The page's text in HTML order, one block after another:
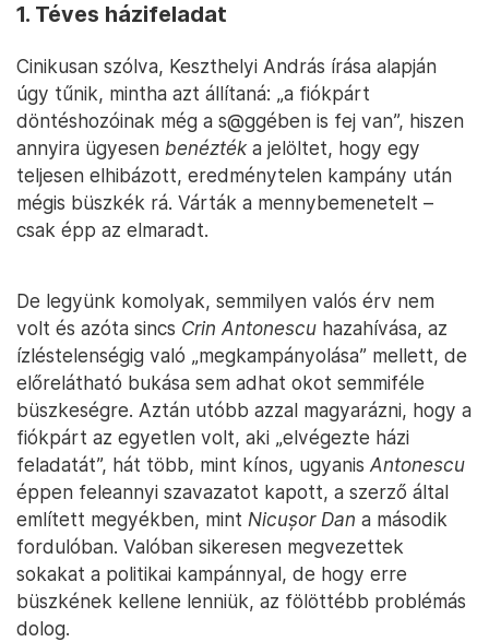
1. Téves házifeladat
Cinikusan szólva, Keszthelyi András írása alapján
úgy tűnik, mintha azt állítaná: „a fiókpárt
döntéshozóinak még a s@ggében is fej van”, hiszen
annyira ügyesen benéztéka jelöltet, hogy egy
teljesen elhibázott, eredménytelen kampány után
mégis büszkék rá. Várták a mennybemenetelt –
csak épp az elmaradt.
De legyünk komolyak, semmilyen valós érv nem
volt és azóta sincs Crin Antonescu hazahívása, az
ízléstelenségig való „megkampányolása” mellett, de
előrelátható bukása sem adhat okot semmiféle
büszkeségre. Aztán utóbb azzal magyarázni, hogy a
fiókpárt az egyetlen volt, aki „elvégezte házi
feladatát”, hát több, mint kínos, ugyanis Antonescu
éppen feleannyi szavazatot kapott, a szerző által
említett megyékben, mint Nicușor Dan a második
fordulóban. Valóban sikeresen megvezettek
sokakat a politikai kampánnyal, de hogy erre
büszkének kellene lenniük, az fölöttébb problémás
dolog.